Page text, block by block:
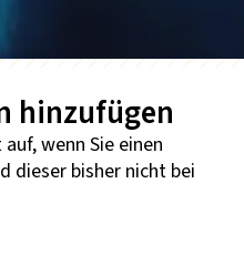
hinzufügen
wenn Sie einen
dieser bisher nicht bei